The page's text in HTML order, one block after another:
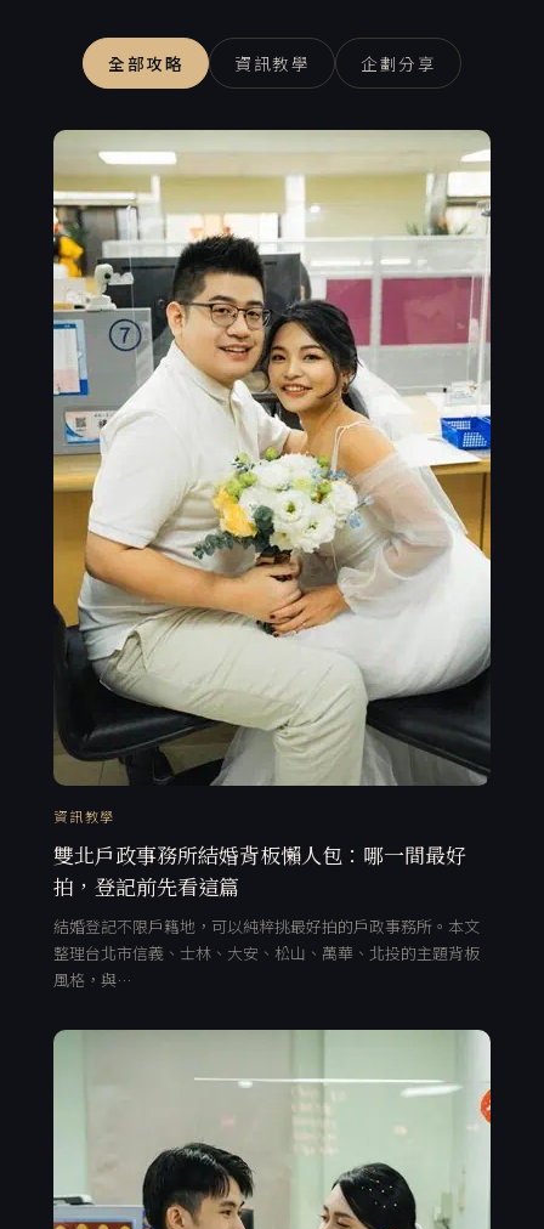
全部攻略 資訊教學 企劃分享
資訊教學
雙北戶政事務所結婚背板懶人包：哪一間最好
拍，登記前先看這篇
結婚登記不限戶籍地，可以純粹挑最好拍的戶政事務所。本文
整理台北市信義、士林、大安、松山、萬華、北投的主題背板
風格，與…